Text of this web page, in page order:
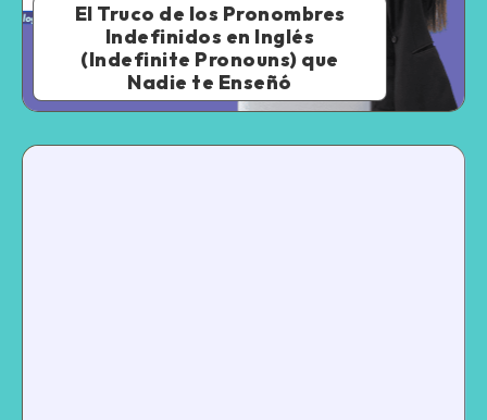
El Truco de los Pronombres
Indefinidos en Inglés
(Indefinite Pronouns) que
Nadie te Enseñó